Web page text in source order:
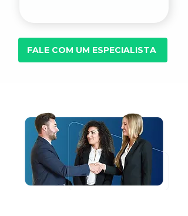
FALE COM UM ESPECIALISTA